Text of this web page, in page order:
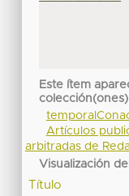
Este ítem
colección(ones)
Artículos
arbitradas de
Visualización
Título